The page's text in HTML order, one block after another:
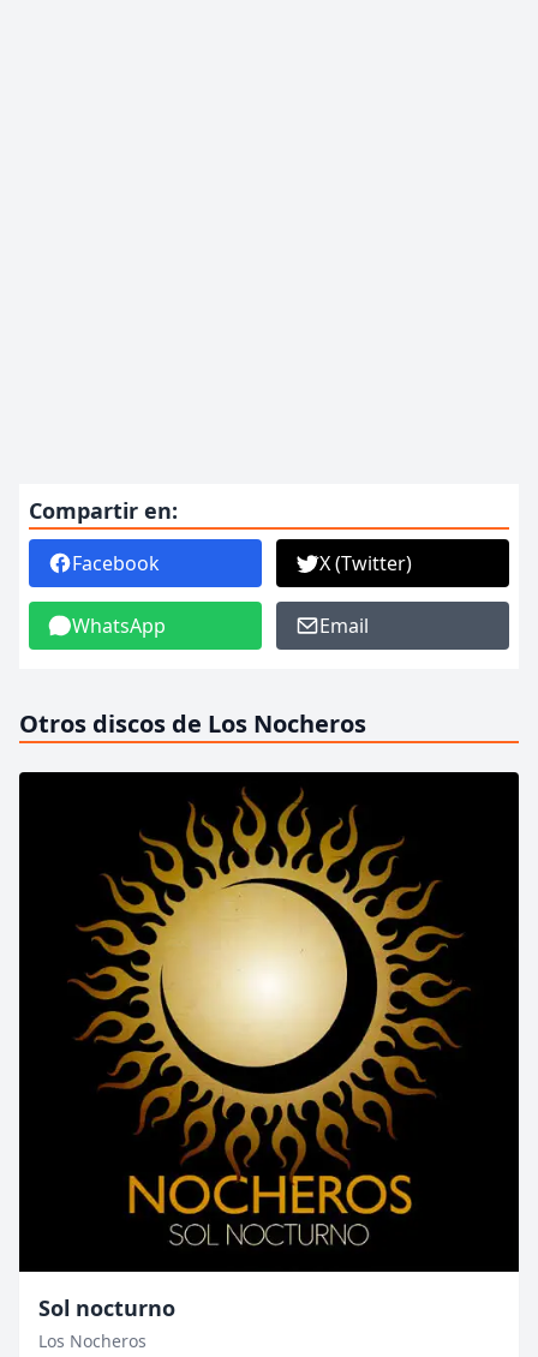
Compartir en:
Facebook X (Twitter)
WhatsApp Email
Otros discos de Los Nocheros
Sol nocturno
Los Nocheros